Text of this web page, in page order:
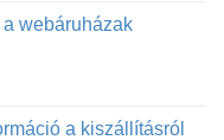
webáruházak
a kiszállításról